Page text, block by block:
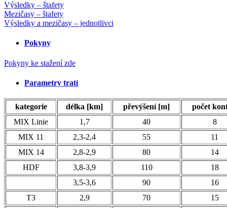
Výsledky – štafety
Mezičasy – štafety
Výsledky a mezičasy – jednotlivci
Pokyny
Pokyny ke stažení zde
Parametry tratí
kategorie délka [km] převýšení [m]
počet
MIX Linie
1,7 40
8
MIX 11
2,3-2,4 55
11
MIX 14
2,8-2,9 80
14
HDF
3,8-3,9 110
18
3,5-3,6
90
16
T3
2,9 70
15